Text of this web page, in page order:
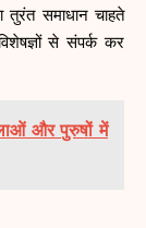
समाधान चाहते
से संपर्क कर
और पुरुषों में